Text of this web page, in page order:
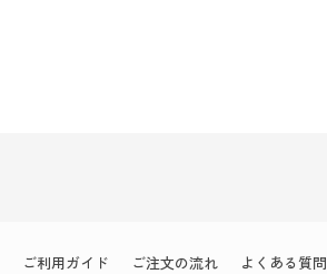
ご利用ガイド ご注文の流れ よくある質問